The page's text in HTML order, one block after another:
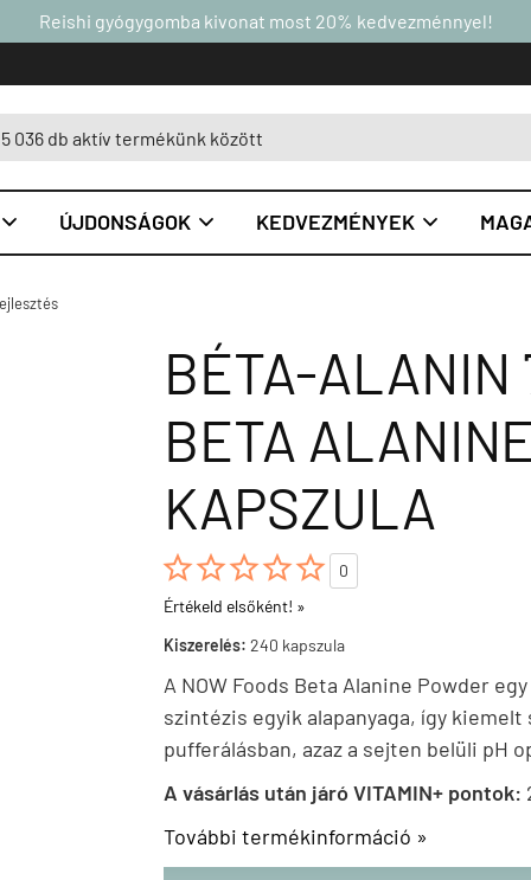
Reishi gyógygomba kivonat most 20% kedvezménnyel!
 ÚJDONSÁGOK  KEDVEZMÉNYEK 
BÉTA-ALANIN
BETA
KAPSZULA

0
Értékeld elsőként! »
Kiszerelés: 240 kapszula
A NOW Foods Beta Alanine Powder
szintézis egyik alapanyaga, így
pufferálásban, azaz a sejten belüli pH
A vásárlás után járó VITAMIN+ pontok:
További termékinformáció »